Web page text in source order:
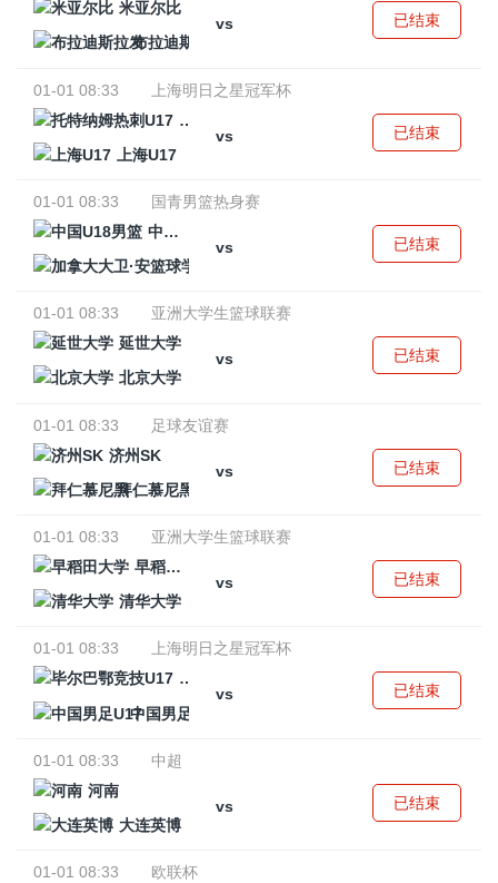
米亚尔比
vs
布拉迪斯拉发
已结束
01-01 08:33
上海明日之星冠军杯
托特纳姆热刺U17
vs
上海U17
已结束
01-01 08:33
国青男篮热身赛
中国U18男篮
vs
已结束
01-01 08:33
亚洲大学生篮球联赛
延世大学
vs
北京大学
已结束
01-01 08:33
足球友谊赛
济州SK
vs
拜仁慕尼黑
已结束
01-01 08:33
亚洲大学生篮球联赛
早稻田大学
vs
清华大学
已结束
01-01 08:33
上海明日之星冠军杯
毕尔巴鄂竞技U17
vs
中国男足U17
已结束
01-01 08:33
中超
河南
vs
大连英博
已结束
01-01 08:33
欧联杯